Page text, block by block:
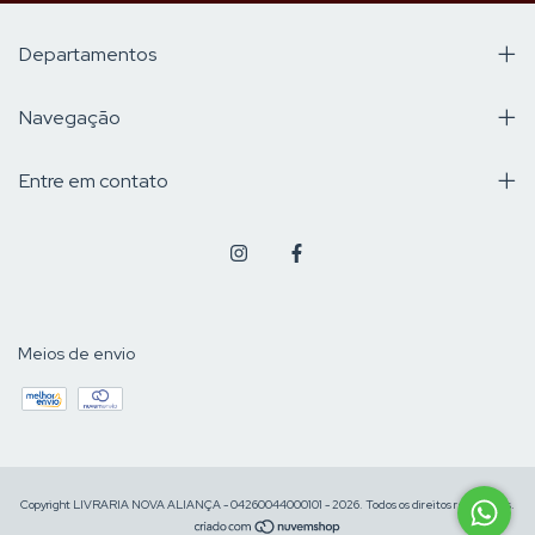
Departamentos
Navegação
Entre em contato
Meios de envio
Copyright LIVRARIA NOVA ALIANÇA - 04260044000101 - 2026. Todos os direitos reservados.